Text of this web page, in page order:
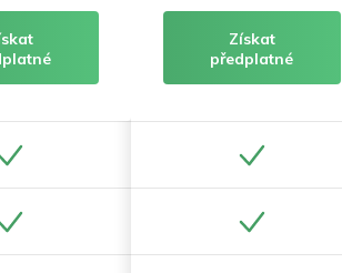
Získat
předplatné